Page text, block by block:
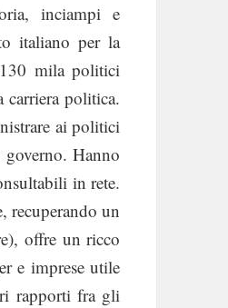
inciampi e
italiano per la
mila politici
politica.
ai politici
Hanno
in rete.
recuperando un
offre un ricco
e imprese utile
rapporti fra gli